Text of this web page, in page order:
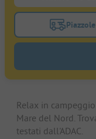
Piazzole
Relax in
Mare del Nord.
testati dall'ADAC.